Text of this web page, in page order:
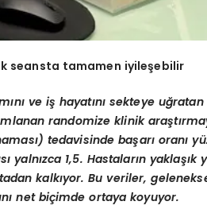
seansta tamamen iyileşebilir
ve iş hayatını sekteye uğratan
randomize klinik
tedavisinde başarı oranı
1,5. Hastaların yaklaşık
kalkıyor. Bu veriler,
net biçimde ortaya koyuyor.